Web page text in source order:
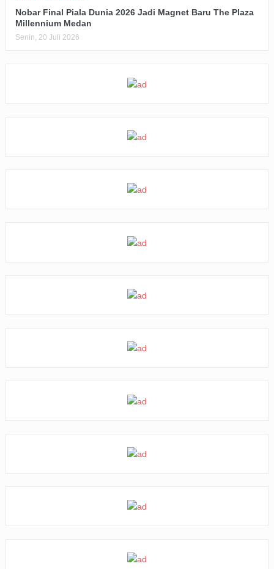
Nobar Final Piala Dunia 2026 Jadi Magnet Baru The Plaza
Millennium Medan
Senin, 20 Juli 2026